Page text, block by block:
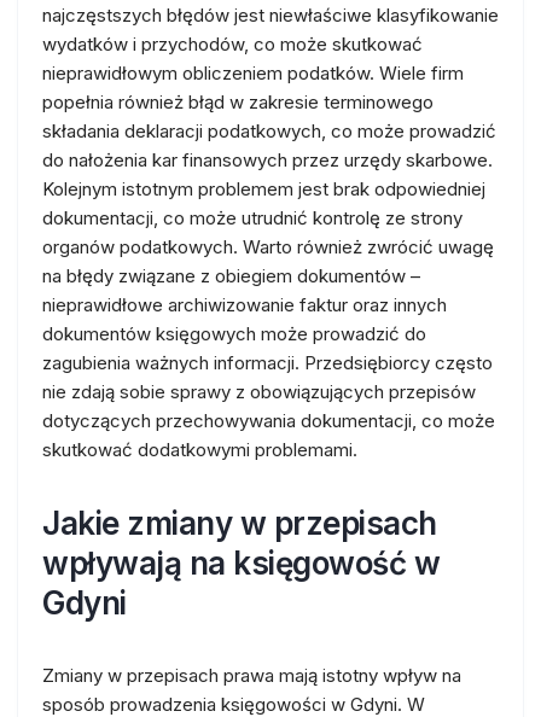
najczęstszych błędów jest niewłaściwe klasyfikowanie
wydatków i przychodów, co może skutkować
nieprawidłowym obliczeniem podatków. Wiele firm
popełnia również błąd w zakresie terminowego
składania deklaracji podatkowych, co może prowadzić
do nałożenia kar finansowych przez urzędy skarbowe.
Kolejnym istotnym problemem jest brak odpowiedniej
dokumentacji, co może utrudnić kontrolę ze strony
organów podatkowych. Warto również zwrócić uwagę
na błędy związane z obiegiem dokumentów –
nieprawidłowe archiwizowanie faktur oraz innych
dokumentów księgowych może prowadzić do
zagubienia ważnych informacji. Przedsiębiorcy często
nie zdają sobie sprawy z obowiązujących przepisów
dotyczących przechowywania dokumentacji, co może
skutkować dodatkowymi problemami.
Jakie zmiany w przepisach
wpływają na księgowość w
Gdyni
Zmiany w przepisach prawa mają istotny wpływ na
sposób prowadzenia księgowości w Gdyni. W